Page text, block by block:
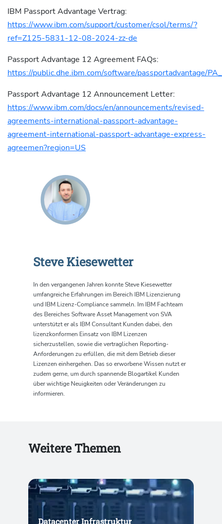
IBM Passport Advantage Vertrag:
https://www.ibm.com/support/customer/csol/terms/?
ref=Z125-5831-12-08-2024-zz-de
Passport Advantage 12 Agreement FAQs:
https://public.dhe.ibm.com/software/passportadvantage/
Passport Advantage 12 Announcement Letter:
https://www.ibm.com/docs/en/announcements/revised-
agreements-international-passport-advantage-
agreement-international-passport-advantage-express-
agreemen?region=US
Steve Kiesewetter
In den vergangenen Jahren konnte Steve Kiesewetter
umfangreiche Erfahrungen im Bereich IBM Lizenzierung
und IBM Lizenz-Compliance sammeln. Im IBM Fachteam
des Bereiches Software Asset Management von SVA
unterstützt er als IBM Consultant Kunden dabei, den
lizenzkonformen Einsatz von IBM Lizenzen
sicherzustellen, sowie die vertraglichen Reporting-
Anforderungen zu erfüllen, die mit dem Betrieb dieser
Lizenzen einhergehen. Das so erworbene Wissen nutzt er
zudem gerne, um durch spannende Blogartikel Kunden
über wichtige Neuigkeiten oder Veränderungen zu
informieren.
Weitere Themen
Datacenter Infrastruktur